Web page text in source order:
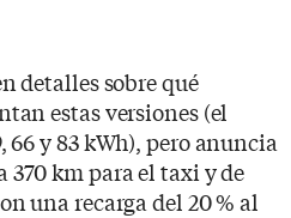
detalles sobre qué
estas versiones (el
66 y 83 kWh), pero anuncia
km para el taxi y de
una recarga del 20 % al